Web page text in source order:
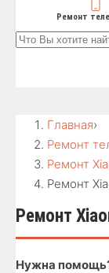
Ремонт
Главная›
Ремонт
Ремонт
Ремонт
Ремонт
Нужна